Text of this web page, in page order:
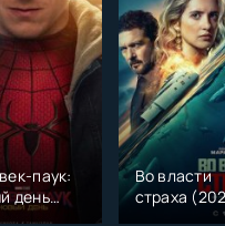
паук:
день
Во власти
страха